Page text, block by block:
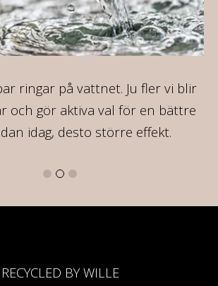
ringar på vattnet. Ju fler vi blir
och gör aktiva val för en bättre
idag, desto större effekt.
RECYCLED BY WILLE